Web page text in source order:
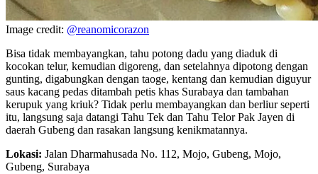
Image credit: @reanomicorazon
Bisa tidak membayangkan, tahu potong dadu yang diaduk di
kocokan telur, kemudian digoreng, dan setelahnya dipotong dengan
gunting, digabungkan dengan taoge, kentang dan kemudian diguyur
saus kacang pedas ditambah petis khas Surabaya dan tambahan
kerupuk yang kriuk? Tidak perlu membayangkan dan berliur seperti
itu, langsung saja datangi Tahu Tek dan Tahu Telor Pak Jayen di
daerah Gubeng dan rasakan langsung kenikmatannya.
Lokasi: Jalan Dharmahusada No. 112, Mojo, Gubeng, Mojo,
Gubeng, Surabaya